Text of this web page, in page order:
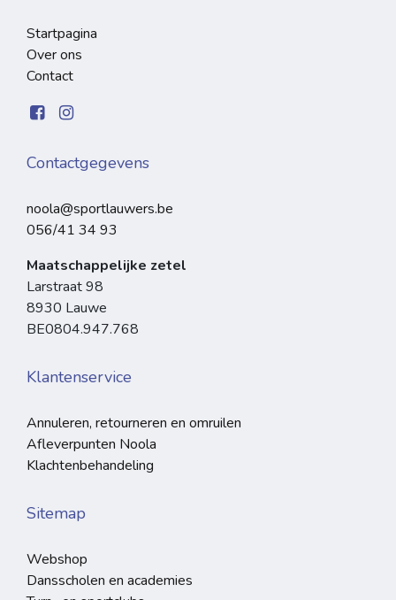
Startpagina
Over ons
Contact
Contactgegevens
noola@sportlauwers.be
056/41 34 93
Maatschappelijke zetel
Larstraat 98
8930 Lauwe
BE0804.947.768
Klantenservice
Annuleren, retourneren en omruilen
Afleverpunten Noola
Klachtenbehandeling
Sitemap
Webshop
Dansscholen en academies